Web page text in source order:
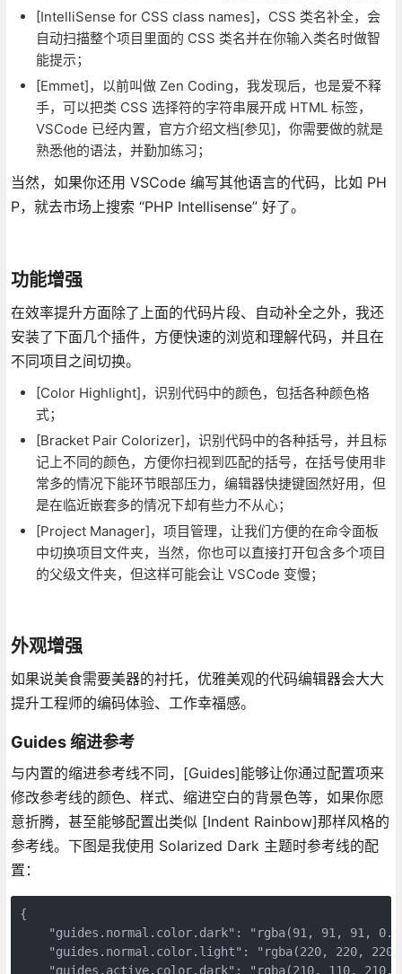
[IntelliSense for CSS class names]，CSS 类名补全，会
自动扫描整个项目里面的 CSS 类名并在你输入类名时做智
能提示；
[Emmet]，以前叫做 Zen Coding，我发现后，也是爱不释
手，可以把类 CSS 选择符的字符串展开成 HTML 标签，
VSCode 已经内置，官方介绍文档[参见]，你需要做的就是
熟悉他的语法，并勤加练习；
当然，如果你还用 VSCode 编写其他语言的代码，比如 PH
P，就去市场上搜索 “PHP Intellisense” 好了。
功能增强
在效率提升方面除了上面的代码片段、自动补全之外，我还
安装了下面几个插件，方便快速的浏览和理解代码，并且在
不同项目之间切换。
[Color Highlight]，识别代码中的颜色，包括各种颜色格
式；
[Bracket Pair Colorizer]，识别代码中的各种括号，并且标
记上不同的颜色，方便你扫视到匹配的括号，在括号使用非
常多的情况下能环节眼部压力，编辑器快捷键固然好用，但
是在临近嵌套多的情况下却有些力不从心；
[Project Manager]，项目管理，让我们方便的在命令面板
中切换项目文件夹，当然，你也可以直接打开包含多个项目
的父级文件夹，但这样可能会让 VSCode 变慢；
外观增强
如果说美食需要美器的衬托，优雅美观的代码编辑器会大大
提升工程师的编码体验、工作幸福感。
Guides 缩进参考
与内置的缩进参考线不同，[Guides]能够让你通过配置项来
修改参考线的颜色、样式、缩进空白的背景色等，如果你愿
意折腾，甚至能够配置出类似 [Indent Rainbow]那样风格的
参考线。下图是我使用 Solarized Dark 主题时参考线的配
置：
{
"guides.normal.color.dark": "rgba(91, 91, 91,
"guides.normal.color.light": "rgba(220, 220,
"guides.active.color.dark": "rgba(210, 110, 210,